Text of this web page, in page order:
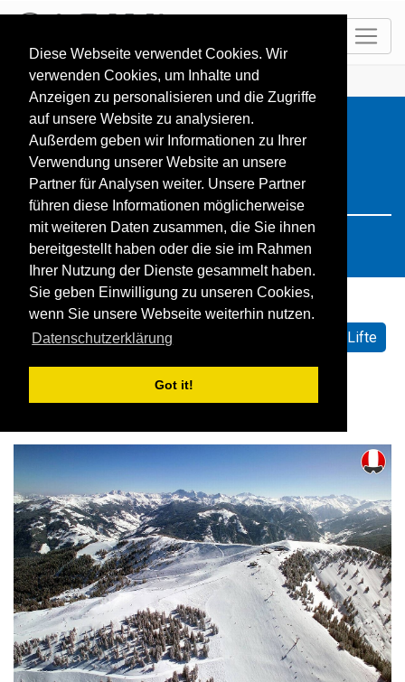
Diese Webseite verwendet Cookies. Wir
verwenden Cookies, um Inhalte und
Anzeigen zu personalisieren und die Zugriffe
auf unsere Website zu analysieren.
Außerdem geben wir Informationen zu Ihrer
Verwendung unserer Website an unsere
Partner für Analysen weiter. Unsere Partner
führen diese Informationen möglicherweise
mit weiteren Daten zusammen, die Sie ihnen
bereitgestellt haben oder die sie im Rahmen
Ihrer Nutzung der Dienste gesammelt haben.
Sie geben Einwilligung zu unseren Cookies,
wenn Sie unsere Webseite weiterhin nutzen.
Datenschutzerklärung
Got it!
HOME Resorts Search: Italien
Sortieren nach: Standard
Geöffnete Lifte
Schneehöhe
Schneeprognose